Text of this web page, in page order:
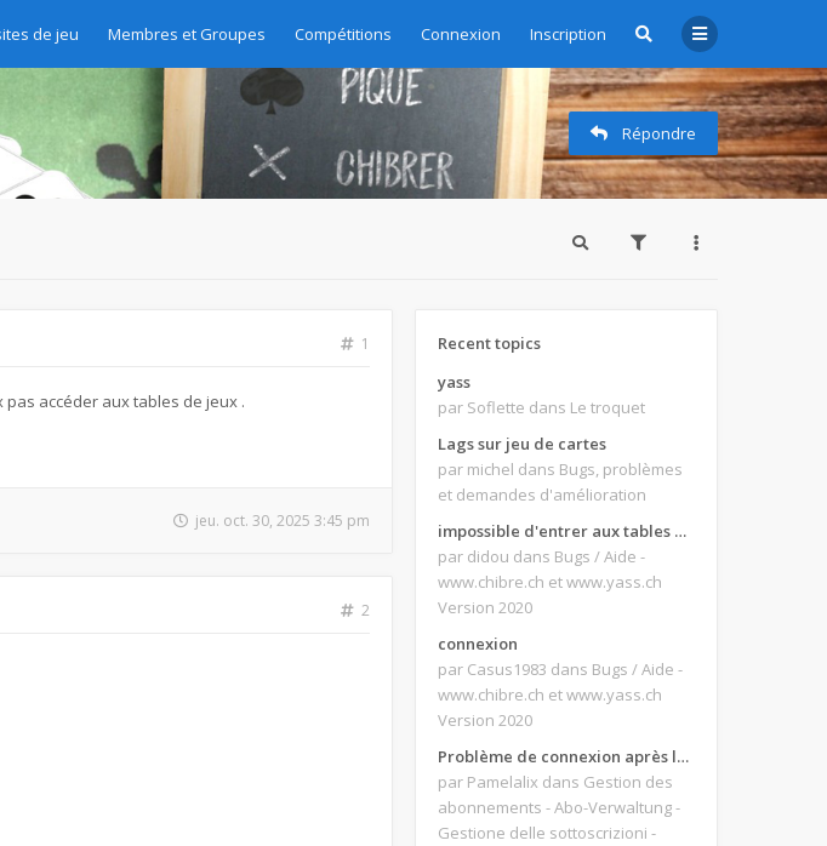
de jeu Membres et Groupes Compétitions Connexion Inscription
2020
Répondre
1
accéder aux tables de jeux .
jeu. oct. 30, 2025 3:45 pm
2
Recent topics
yass
par Soflette dans Le troquet
Lags sur jeu de cartes
par michel dans Bugs, problèmes
et demandes d'amélioration
impossible d'entrer aux tables de jeux
par didou dans Bugs / Aide -
www.chibre.ch et www.yass.ch
Version 2020
connexion
par Casus1983 dans Bugs / Aide -
www.chibre.ch et www.yass.ch
Version 2020
Problème de connexion après le changement d'adresse e-mail.
par Pamelalix dans Gestion des
abonnements - Abo-Verwaltung -
Gestione delle sottoscrizioni -